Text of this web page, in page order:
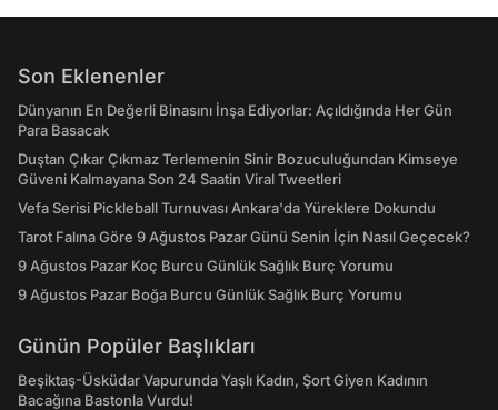
Son Eklenenler
Dünyanın En Değerli Binasını İnşa Ediyorlar: Açıldığında Her Gün
Para Basacak
Duştan Çıkar Çıkmaz Terlemenin Sinir Bozuculuğundan Kimseye
Güveni Kalmayana Son 24 Saatin Viral Tweetleri
Vefa Serisi Pickleball Turnuvası Ankara'da Yüreklere Dokundu
Tarot Falına Göre 9 Ağustos Pazar Günü Senin İçin Nasıl Geçecek?
9 Ağustos Pazar Koç Burcu Günlük Sağlık Burç Yorumu
9 Ağustos Pazar Boğa Burcu Günlük Sağlık Burç Yorumu
Günün Popüler Başlıkları
Beşiktaş-Üsküdar Vapurunda Yaşlı Kadın, Şort Giyen Kadının
Bacağına Bastonla Vurdu!